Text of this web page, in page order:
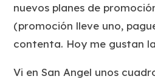
nuevos planes de
(promoción lleve uno,
contenta. Hoy me gustan
Vi en San Angel unos